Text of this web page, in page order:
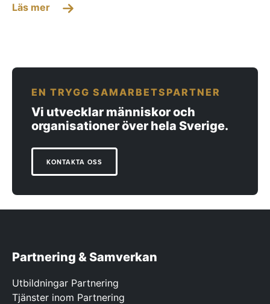
Läs mer
EN TRYGG SAMARBETSPARTNER
Vi utvecklar människor och
organisationer över hela Sverige.
KONTAKTA OSS
Partnering & Samverkan
Utbildningar Partnering
Tjänster inom Partnering